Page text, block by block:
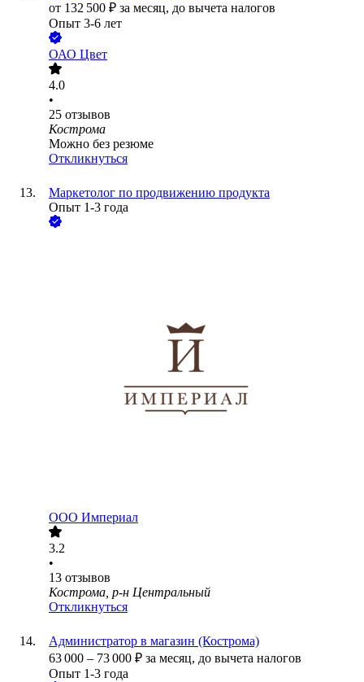
от 132 500 ₽ за месяц, до вычета налогов
Опыт 3-6 лет
ОАО Цвет
4.0
•
25 отзывов
Кострома
Можно без резюме
Откликнуться
Маркетолог по продвижению продукта
Опыт 1-3 года
ООО Империал
3.2
•
13 отзывов
Кострома, р-н Центральный
Откликнуться
Администратор в магазин (Кострома)
63 000 – 73 000 ₽ за месяц, до вычета налогов
Опыт 1-3 года